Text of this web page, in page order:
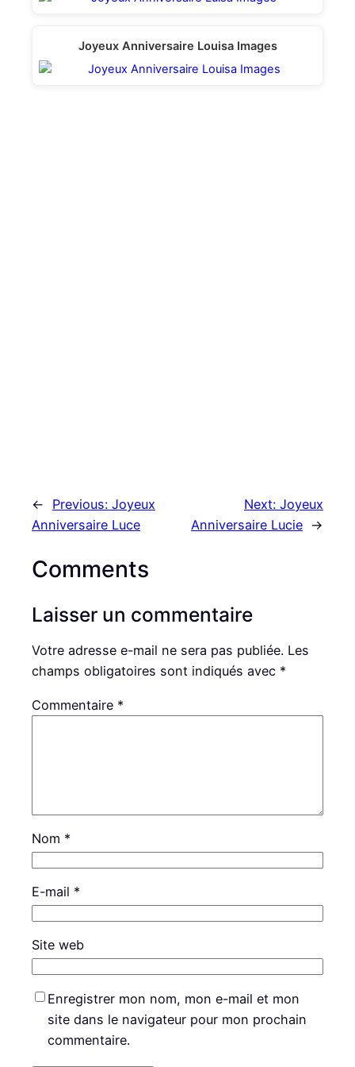
Joyeux Anniversaire Louisa Images
← Previous: Joyeux
Anniversaire Luce
Next: Joyeux
Anniversaire Lucie →
Comments
Laisser un commentaire
Votre adresse e-mail ne sera pas publiée. Les
champs obligatoires sont indiqués avec *
Commentaire *
Nom *
E-mail *
Site web
Enregistrer mon nom, mon e-mail et mon
site dans le navigateur pour mon prochain
commentaire.